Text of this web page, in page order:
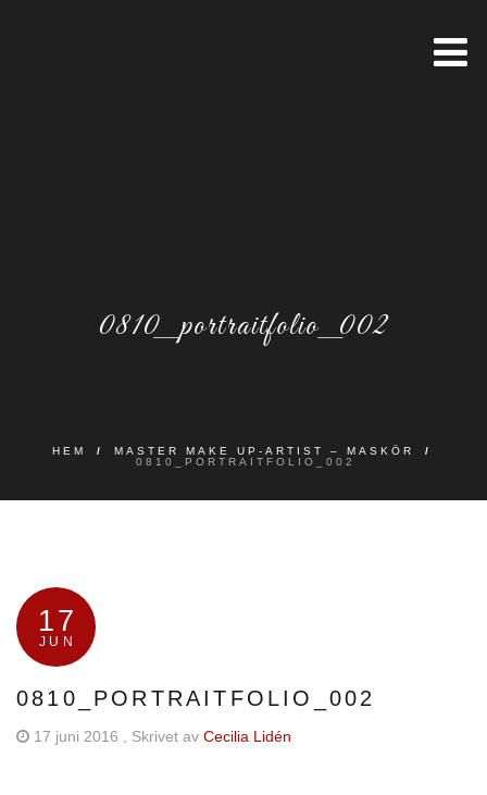
0810_portraitfolio_002
HEM / MASTER MAKE UP-ARTIST – MASKÖR
/
0810_PORTRAITFOLIO_002
17
JUN
0810_PORTRAITFOLIO_002
17 juni 2016 , Skrivet av Cecilia Lidén